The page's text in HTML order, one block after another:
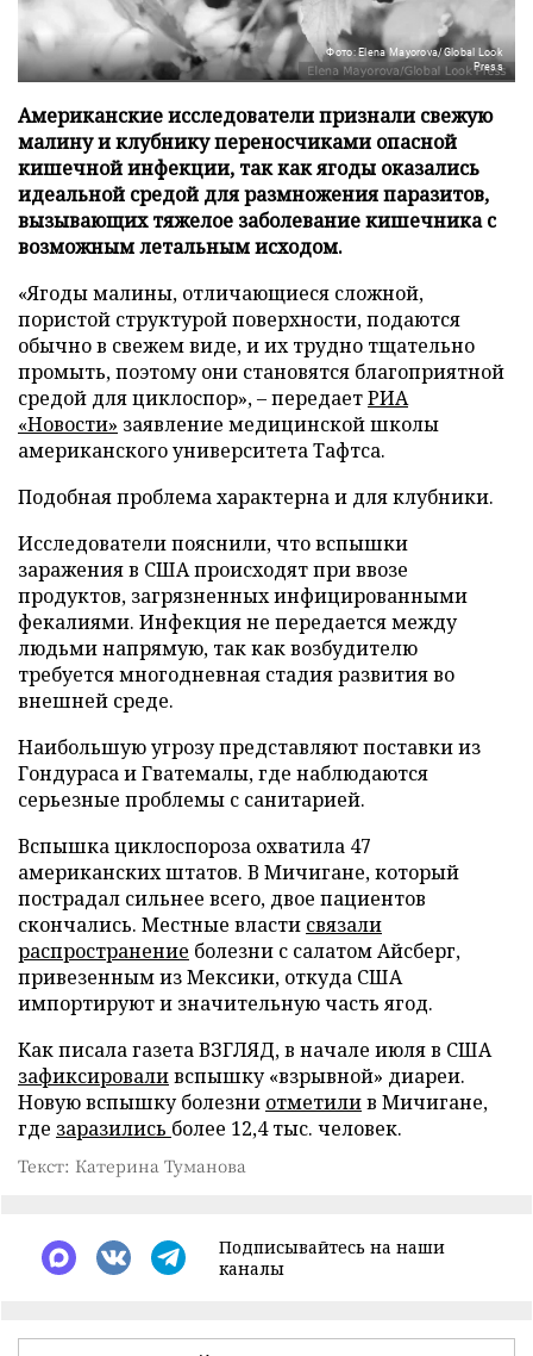
Фото: Elena Mayorova/Global Look
Press
Американские исследователи признали свежую
малину и клубнику переносчиками опасной
кишечной инфекции, так как ягоды оказались
идеальной средой для размножения паразитов,
вызывающих тяжелое заболевание кишечника с
возможным летальным исходом.
«Ягоды малины, отличающиеся сложной,
пористой структурой поверхности, подаются
обычно в свежем виде, и их трудно тщательно
промыть, поэтому они становятся благоприятной
средой для циклоспор», – передаетРИА
«Новости» заявление медицинской школы
американского университета Тафтса.
Подобная проблема характерна и для клубники.
Исследователи пояснили, что вспышки
заражения в США происходят при ввозе
продуктов, загрязненных инфицированными
фекалиями. Инфекция не передается между
людьми напрямую, так как возбудителю
требуется многодневная стадия развития во
внешней среде.
Наибольшую угрозу представляют поставки из
Гондураса и Гватемалы, где наблюдаются
серьезные проблемы с санитарией.
Вспышка циклоспороза охватила 47
американских штатов. В Мичигане, который
пострадал сильнее всего, двое пациентов
скончались. Местные власти связали
распространение болезни с салатом Айсберг,
привезенным из Мексики, откуда США
импортируют и значительную часть ягод.
Как писала газета ВЗГЛЯД, в начале июля в США
зафиксироваливспышку «взрывной» диареи.
Новую вспышку болезни отметилив Мичигане,
где заразились более 12,4 тыс. человек.
Текст: Катерина Туманова
Подписывайтесь на наши
каналы